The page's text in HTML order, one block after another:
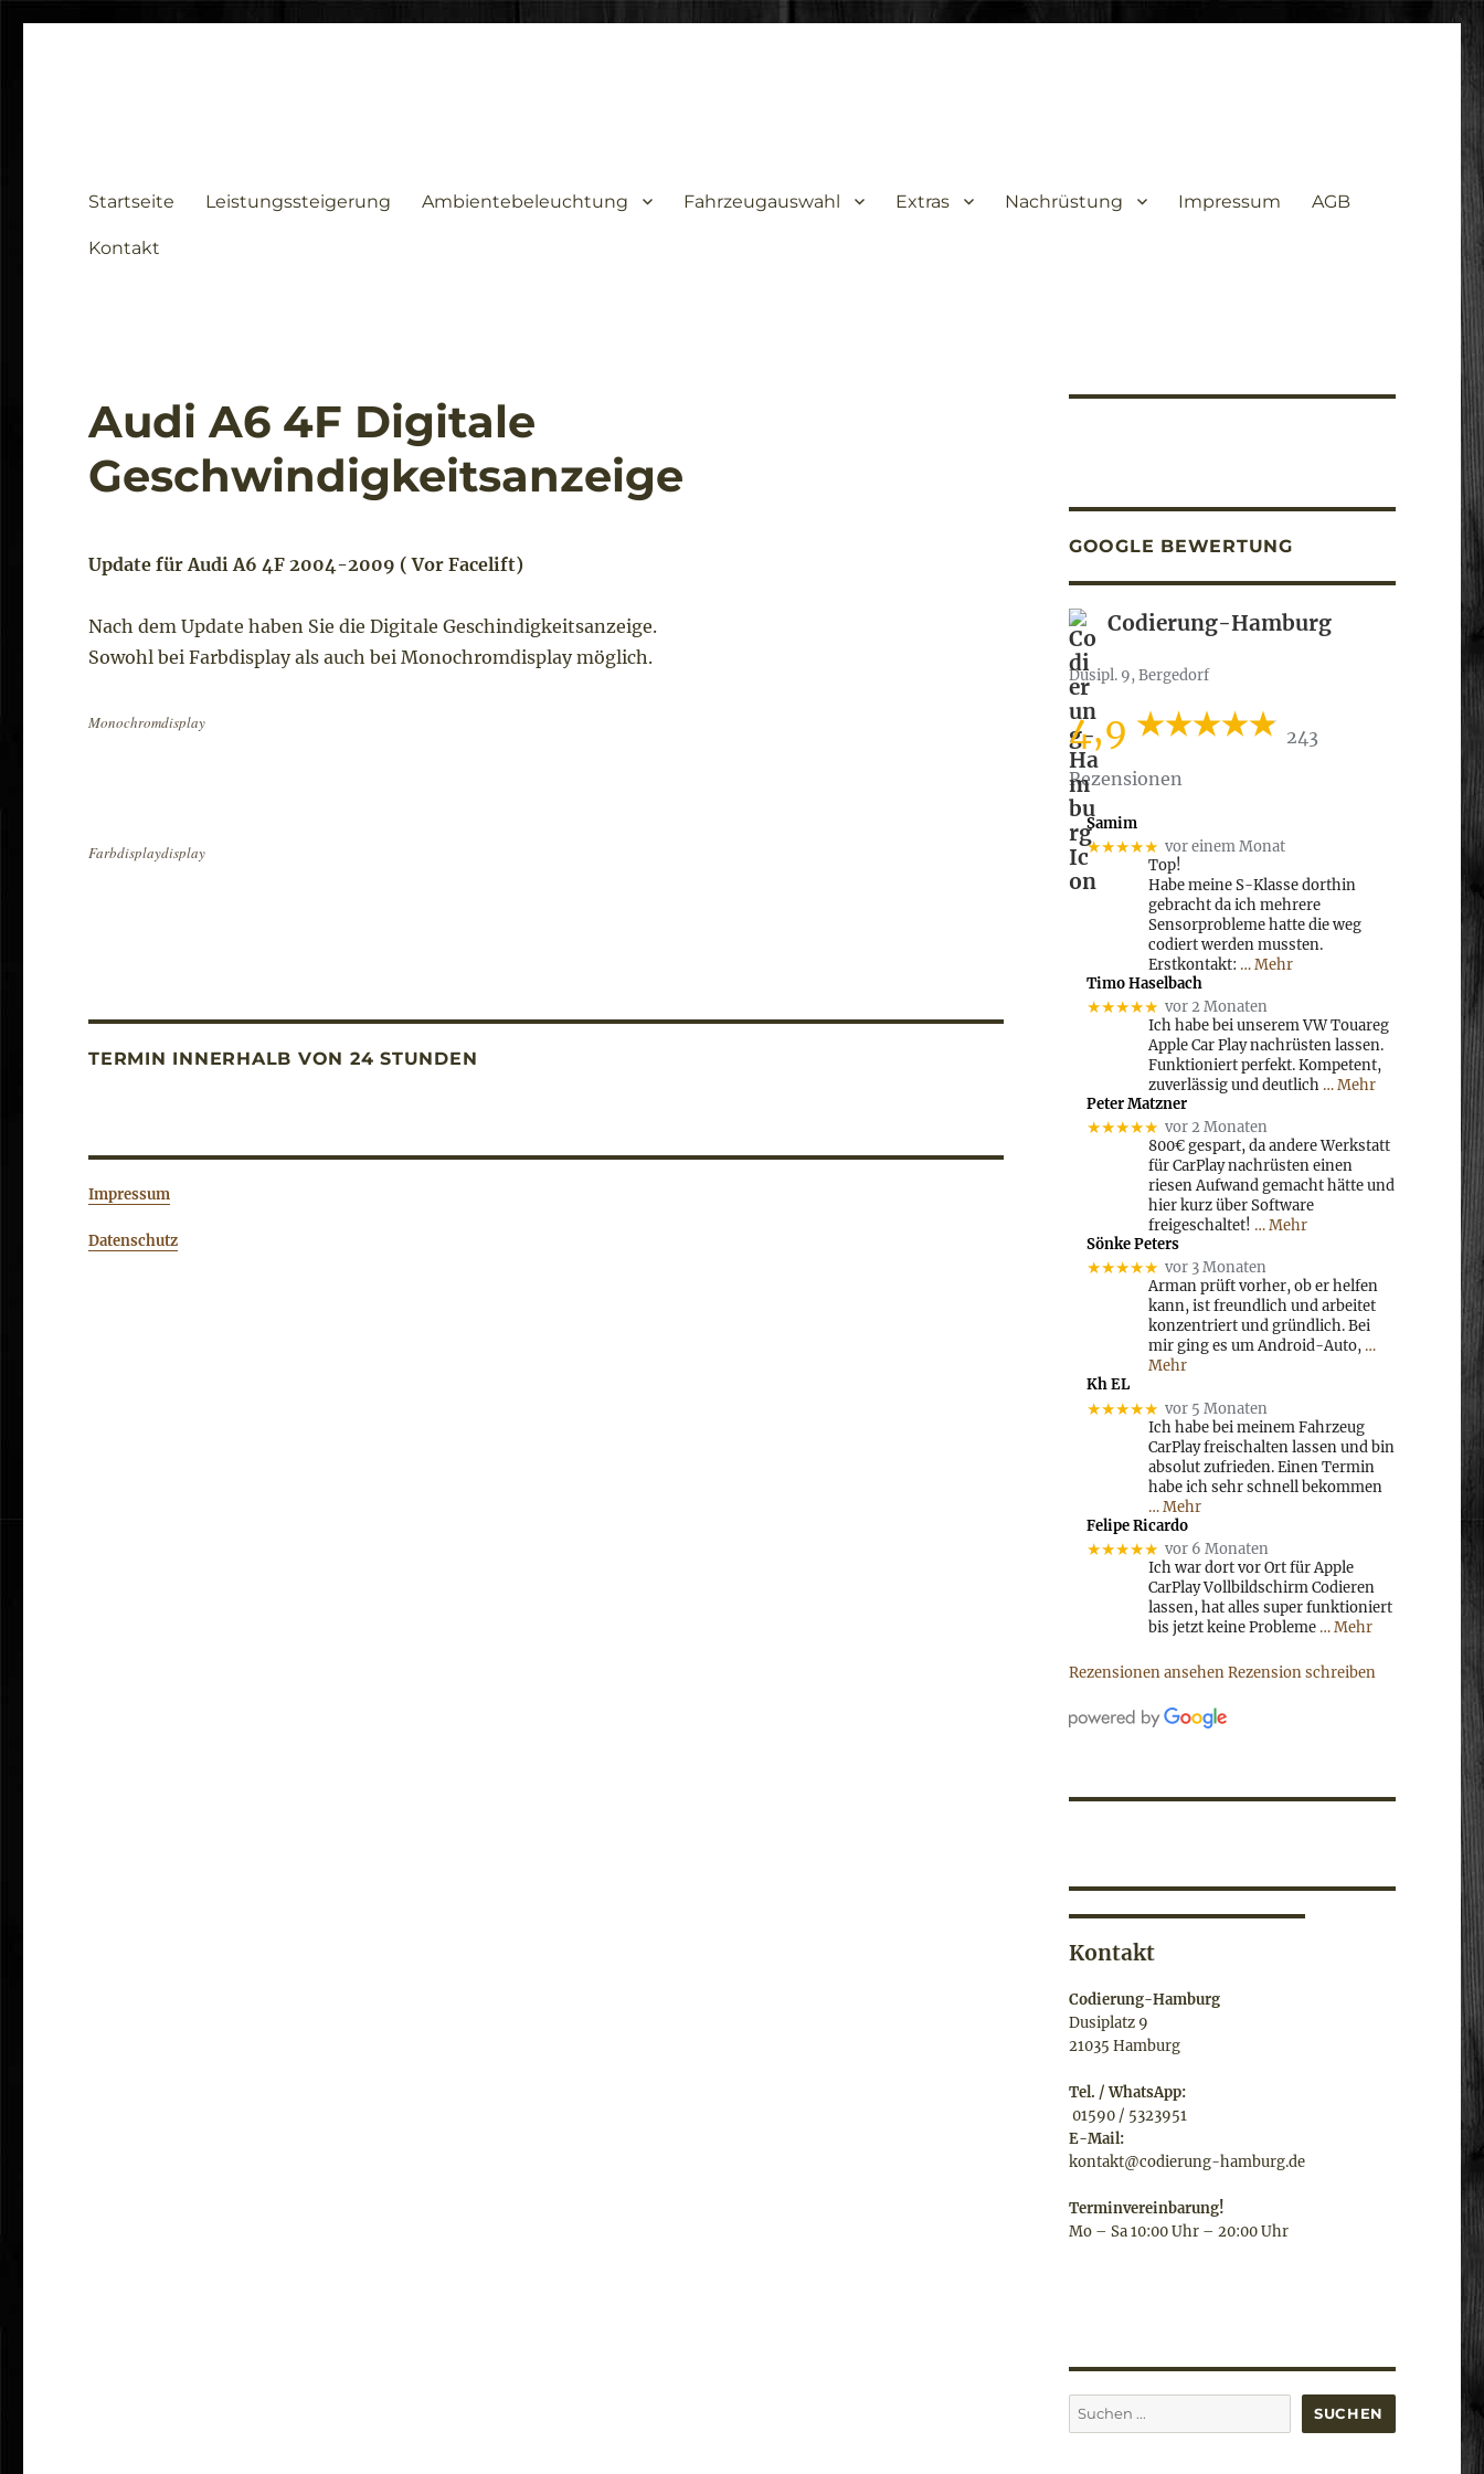
Startseite Leistungssteigerung Ambientebeleuchtung Fahrzeugauswahl Extras Nachrüstung Impressum AGB
Kontakt
Audi A6 4F Digitale
Geschwindigkeitsanzeige
Update für Audi A6 4F 2004-2009 ( Vor Facelift)
Nach dem Update haben Sie die Digitale Geschindigkeitsanzeige.
Sowohl bei Farbdisplay als auch bei Monochromdisplay möglich.
Monochromdisplay
Farbdisplaydisplay
TERMIN INNERHALB VON 24 STUNDEN
Impressum
Datenschutz
GOOGLE BEWERTUNG
Codierung-Hamburg
Dusipl. 9, Bergedorf
4,9
243
Rezensionen
Samim
★★★★★ vor einem Monat
Top!
Habe meine S-Klasse dorthin
gebracht da ich mehrere
Sensorprobleme hatte die weg
codiert werden mussten.
Erstkontakt: … Mehr
Timo Haselbach
★★★★★ vor 2 Monaten
Ich habe bei unserem VW Touareg
Apple Car Play nachrüsten lassen.
Funktioniert perfekt. Kompetent,
zuverlässig und deutlich … Mehr
Peter Matzner
★★★★★ vor 2 Monaten
800€ gespart, da andere Werkstatt
für CarPlay nachrüsten einen
riesen Aufwand gemacht hätte und
hier kurz über Software
freigeschaltet! … Mehr
Sönke Peters
★★★★★ vor 3 Monaten
Arman prüft vorher, ob er helfen
kann, ist freundlich und arbeitet
konzentriert und gründlich. Bei
mir ging es um Android-Auto, …
Mehr
Kh EL
★★★★★ vor 5 Monaten
Ich habe bei meinem Fahrzeug
CarPlay freischalten lassen und bin
absolut zufrieden. Einen Termin
habe ich sehr schnell bekommen
… Mehr
Felipe Ricardo
★★★★★ vor 6 Monaten
Ich war dort vor Ort für Apple
CarPlay Vollbildschirm Codieren
lassen, hat alles super funktioniert
bis jetzt keine Probleme … Mehr
Rezensionen ansehenRezension schreiben
Kontakt
Codierung-Hamburg
Dusiplatz 9
21035 Hamburg
Tel. / WhatsApp:
01590 / 5323951
E-Mail:
kontakt@codierung-hamburg.de
Terminvereinbarung!
Mo – Sa 10:00 Uhr – 20:00 Uhr
Suchen SUCHEN